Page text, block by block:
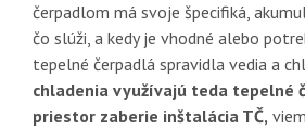
čerpadlom má svoje špecifiká,
čo slúži, a kedy je vhodné alebo
tepelné čerpadlá spravidla vedia a
chladenia využívajú teda tepelné
priestor zaberie inštalácia TČ,